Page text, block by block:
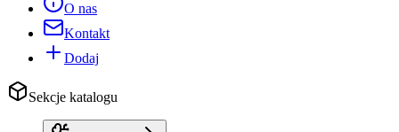
O nas
Kontakt
Dodaj
Sekcje katalogu